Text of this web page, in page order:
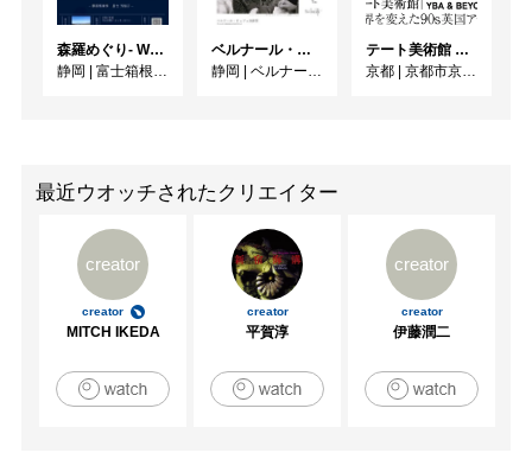
森羅めぐり- Wandering in Shinra -
静岡 | 富士箱根カントリークラブ
ベルナール・ビュフェと写真 ーカメラがとらえたビュフェとその時代、そして21 世紀へ
静岡 | ベルナール・ビュフェ美術館
テート美術館 ― YBA & BEYOND 世界を変えた90s英国アート
京都 | 京都市京セラ美術館
最近ウオッチされたクリエイター
creator
creator
MITCH IKEDA
creator
平賀淳
creator
creator
伊藤潤二